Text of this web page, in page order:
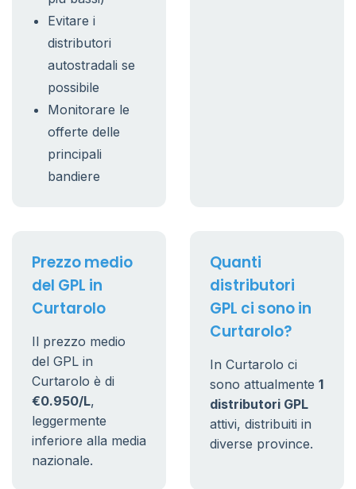
Evitare i
distributori
autostradali se
possibile
Monitorare le
offerte delle
principali
bandiere
Prezzo medio
del GPL in
Curtarolo
Il prezzo medio
del GPL in
Curtarolo è di
€0.950/L,
leggermente
inferiore alla media
nazionale.
Quanti
distributori
GPL ci sono in
Curtarolo?
In Curtarolo ci
sono attualmente 1
distributori GPL
attivi, distribuiti in
diverse province.